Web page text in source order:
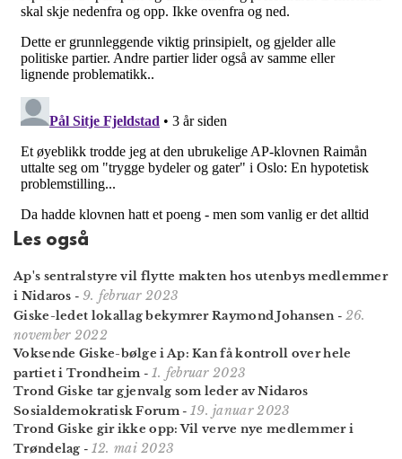
Les også
Ap's sentralstyre vil flytte makten hos utenbys medlemmer
i Nidaros - 9. februar 2023
Giske-ledet lokallag bekymrer Raymond Johansen- 26.
november 2022
Voksende Giske-bølge i Ap: Kan få kontroll over hele
partiet i Trondheim - 1. februar 2023
Trond Giske tar gjenvalg som leder av Nidaros
Sosialdemokratisk Forum- 19. januar 2023
Trond Giske gir ikke opp: Vil verve nye medlemmer i
Trøndelag - 12. mai 2023